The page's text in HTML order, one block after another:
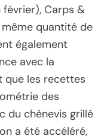
Carps &
quantité de
également
avec la
les recettes
des
du chènevis grillé
a été accéléré,